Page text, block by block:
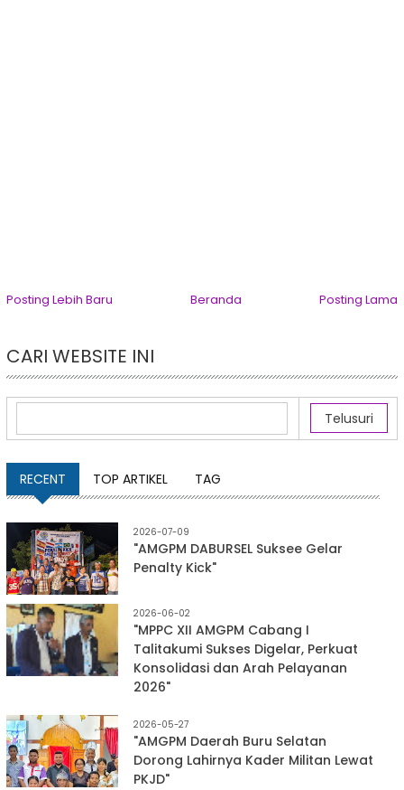
Posting Lebih Baru Posting Lama
Beranda
CARI WEBSITE INI
RECENT TOP ARTIKEL TAG
2026-07-09
"AMGPM DABURSEL Suksee Gelar
Penalty Kick"
2026-06-02
"MPPC XII AMGPM Cabang I
Talitakumi Sukses Digelar, Perkuat
Konsolidasi dan Arah Pelayanan
2026"
2026-05-27
"AMGPM Daerah Buru Selatan
Dorong Lahirnya Kader Militan Lewat
PKJD"